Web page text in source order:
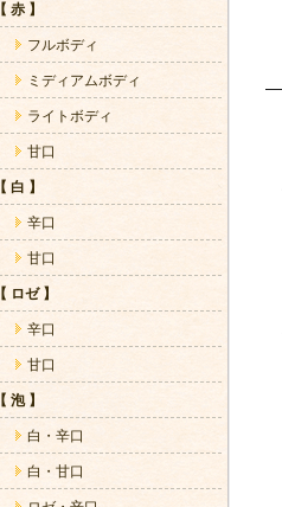
【 赤 】
フルボディ
ミディアムボディ
ライトボディ
甘口
【 白 】
辛口
甘口
【 ロゼ 】
辛口
甘口
【 泡 】
白・辛口
白・甘口